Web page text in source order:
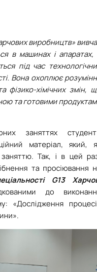
виробництв»
в машинах і апаратах,
під час
Вона охоплює
фізико-хімічних змін,
та готовими
заняттях
матеріал, який,
Так, і в цей
та просіювання
G13
до
«Дослідження